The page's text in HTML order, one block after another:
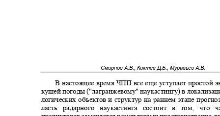
Смирнов А.В., Киктев Д.Б., Муравьев А.В.
В настоящее время ЧПП все еще уступает простой
кущей погоды ("лагранжевому" наукастингу) в
логических объектов и структур на раннем этапе
ласть радарного наукастинга состоит в том,